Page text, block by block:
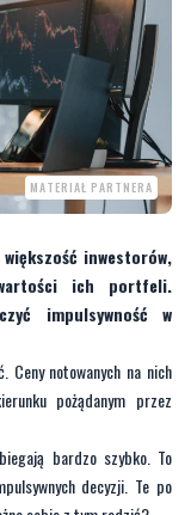
MATERIAŁ PARTNERA
inwestorów,
ich portfeli.
impulsywność w
Ceny notowanych na nich
pożądanym przez
bardzo szybko. To
decyzji. Te po